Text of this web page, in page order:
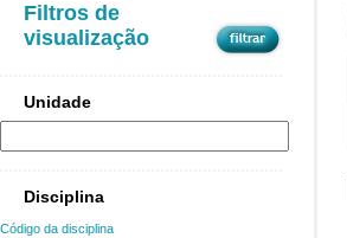
Filtros de
visualização
Unidade
Disciplina
Código da disciplina